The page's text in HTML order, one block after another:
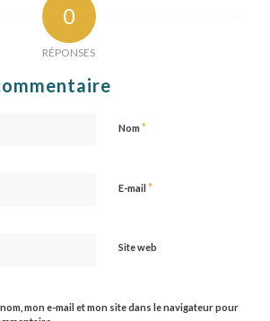
0
RÉPONSES
Nom *
E-mail *
Site web
mon e-mail et mon site dans le navigateur pour